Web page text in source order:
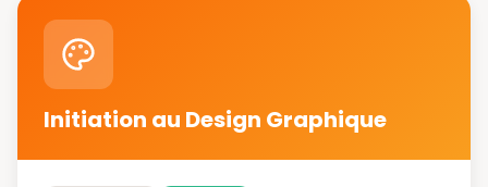
Initiation au Design Graphique